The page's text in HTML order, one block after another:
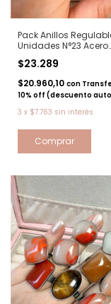
Pack Anillos
Unidades N°23 Acero
quirurgico
$23.289
$20.960,10 con
10% off (descuento
3 x $7.763 sin interés